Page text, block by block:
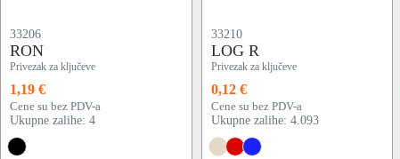
33206
RON
Privezak za ključeve
1,19 €
Cene su bez PDV-a
Ukupne zalihe: 4
33210
LOG R
Privezak za ključeve
0,12 €
Cene su bez PDV-a
Ukupne zalihe: 4.093